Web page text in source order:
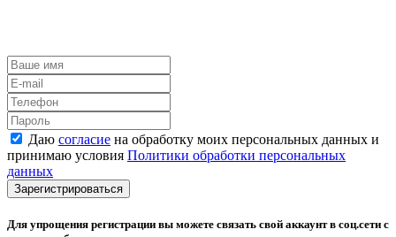
Даю согласие на обработку моих персональных данных и
принимаю условия Политики обработки персональных
данных
Зарегистрироваться
Для упрощения регистрации вы можете связать свой аккаунт в соц.сети с